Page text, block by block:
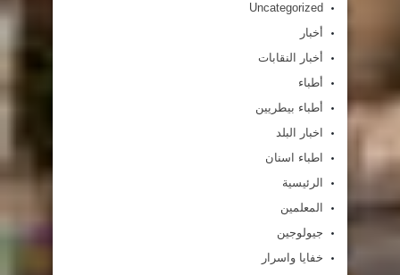
Uncategorized
أخبار
أخبار النقابات
أطباء
أطباء بيطريين
اخبار البلد
اطباء اسنان
الرئيسية
المعلمين
جيولوجين
خفايا واسرار